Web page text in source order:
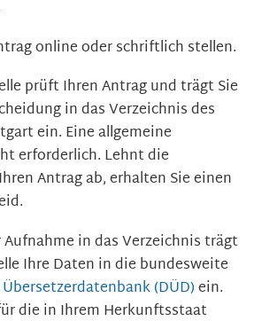
online oder schriftlich stellen.
prüft Ihren Antrag und trägt Sie
in das Verzeichnis des
ein. Eine allgemeine
erforderlich. Lehnt die
Antrag ab, erhalten Sie einen
in das Verzeichnis trägt
Ihre Daten in die bundesweite
(DÜD)ein.
die in Ihrem Herkunftsstaat